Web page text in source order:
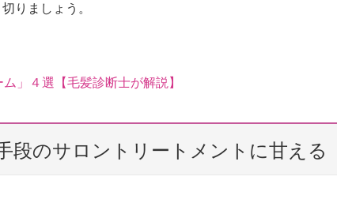
りましょう。
」４選【毛髪診断士が解説】
段のサロントリートメントに甘える